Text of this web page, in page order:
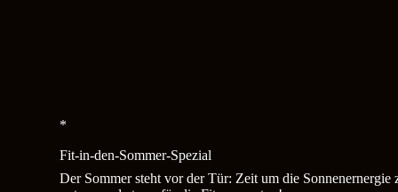
*
Fit-in-den-Sommer-Spezial
Der Sommer steht vor der Tür: Zeit um die Sonnenernergie